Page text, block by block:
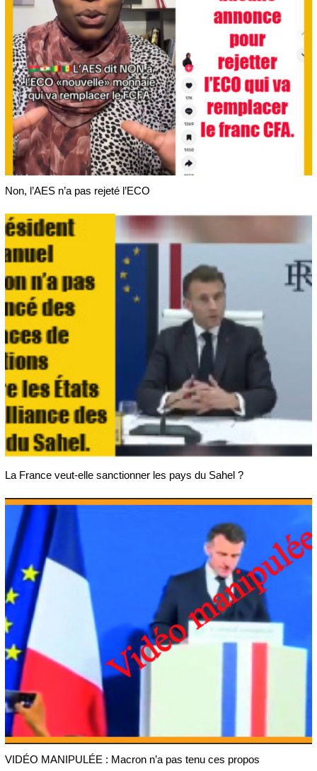
Non, l’AES n’a pas rejeté l’ECO
La France veut-elle sanctionner les pays du Sahel ?
VIDÉO MANIPULÉE : Macron n’a pas tenu ces propos